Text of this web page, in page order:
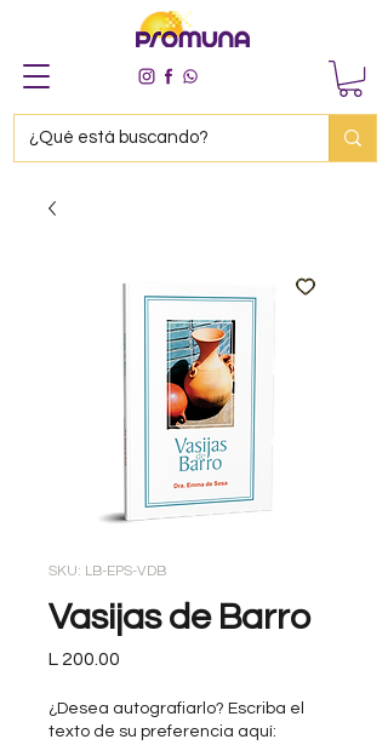
SKU: LB-EPS-VDB
Vasijas de Barro
L 200.00
¿Desea autografiarlo? Escriba el
texto de su preferencia aquí: